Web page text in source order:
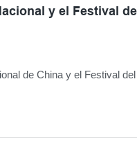
y el Festival
de China y el Festival